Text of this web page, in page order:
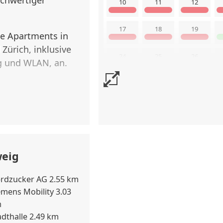
der
Apartments in
inklusive
WLAN, an.
10 11 12
17 18 19
AG 2.55 km
Mobility 3.03
2.49 km